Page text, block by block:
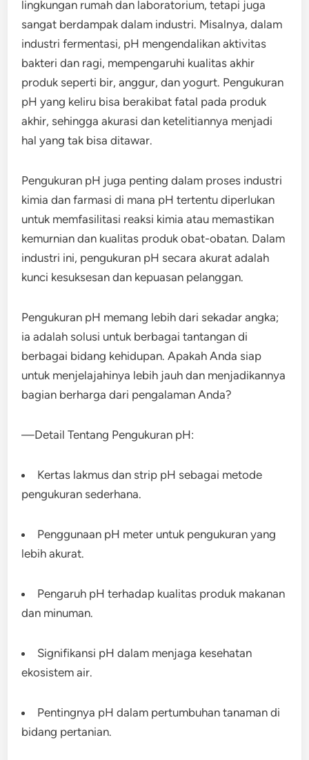
lingkungan rumah dan laboratorium, tetapi juga
sangat berdampak dalam industri. Misalnya, dalam
industri fermentasi, pH mengendalikan aktivitas
bakteri dan ragi, mempengaruhi kualitas akhir
produk seperti bir, anggur, dan yogurt. Pengukuran
pH yang keliru bisa berakibat fatal pada produk
akhir, sehingga akurasi dan ketelitiannya menjadi
hal yang tak bisa ditawar.
Pengukuran pH juga penting dalam proses industri
kimia dan farmasi di mana pH tertentu diperlukan
untuk memfasilitasi reaksi kimia atau memastikan
kemurnian dan kualitas produk obat-obatan. Dalam
industri ini, pengukuran pH secara akurat adalah
kunci kesuksesan dan kepuasan pelanggan.
Pengukuran pH memang lebih dari sekadar angka;
ia adalah solusi untuk berbagai tantangan di
berbagai bidang kehidupan. Apakah Anda siap
untuk menjelajahinya lebih jauh dan menjadikannya
bagian berharga dari pengalaman Anda?
—Detail Tentang Pengukuran pH:
Kertas lakmus dan strip pH sebagai metode
pengukuran sederhana.
Penggunaan pH meter untuk pengukuran yang
lebih akurat.
Pengaruh pH terhadap kualitas produk makanan
dan minuman.
Signifikansi pH dalam menjaga kesehatan
ekosistem air.
Pentingnya pH dalam pertumbuhan tanaman di
bidang pertanian.